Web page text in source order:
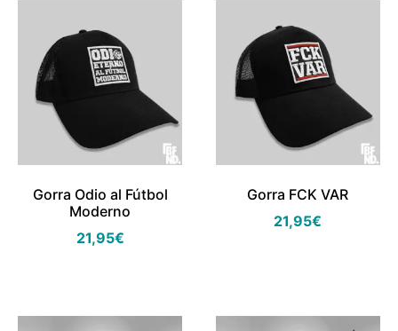
Gorra Odio al Fútbol
Moderno
21,95€
Gorra FCK VAR
21,95€